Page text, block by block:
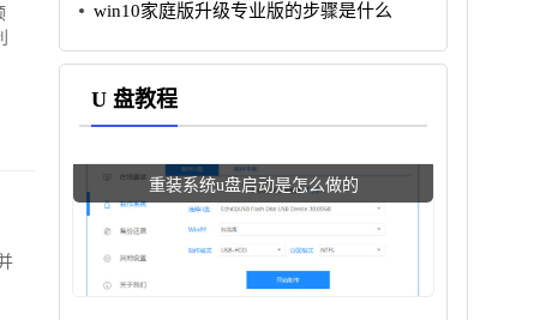
win10家庭版升级专业版的步骤是什么
U 盘教程
重装系统u盘启动是怎么做的